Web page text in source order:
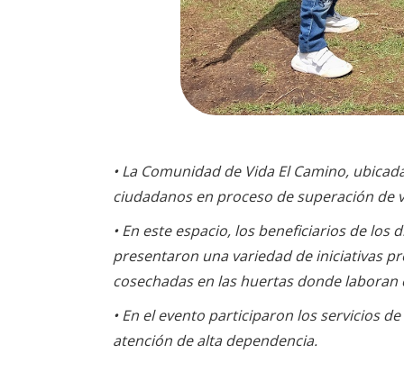
• La Comunidad de Vida El Camino,
ciudadanos en proceso de superación
• En este espacio, los beneficiarios de
presentaron una variedad de iniciativas
cosechadas en las huertas donde
• En el evento participaron los servicios
atención de alta dependencia.